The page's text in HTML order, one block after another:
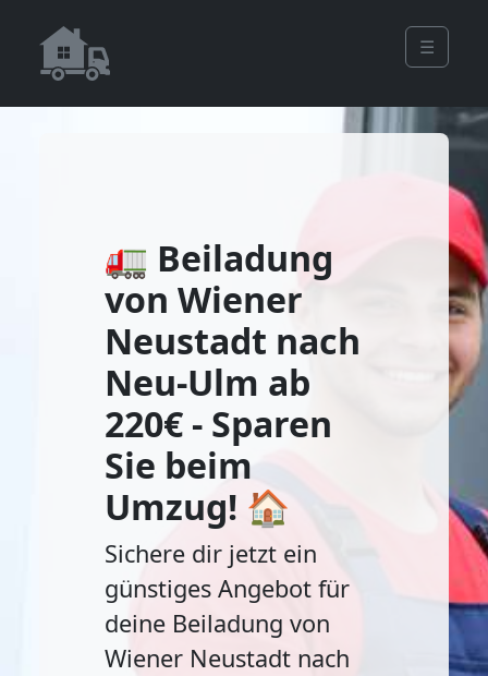
☰
🚛 Beiladung
von Wiener
Neustadt nach
Neu-Ulm ab
220€ - Sparen
Sie beim
Umzug! 🏠
Sichere dir jetzt ein
günstiges Angebot für
deine Beiladung von
Wiener Neustadt nach